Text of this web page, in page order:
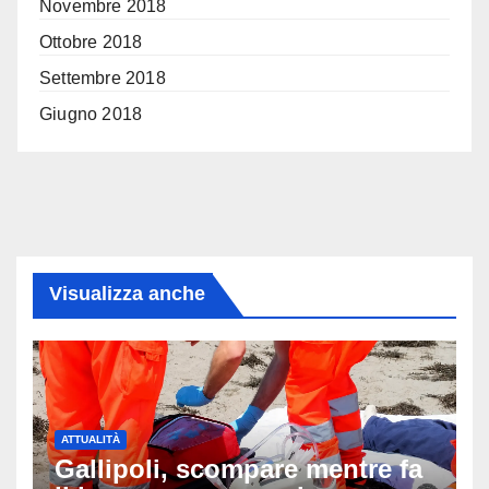
Novembre 2018
Ottobre 2018
Settembre 2018
Giugno 2018
Visualizza anche
ATTUALITÀ
Gallipoli, scompare mentre fa